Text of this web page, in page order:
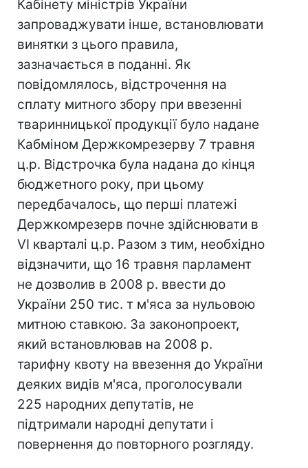
Кабінету міністрів України
запроваджувати інше, встановлювати
винятки з цього правила,
зазначається в поданні. Як
повідомлялось, відстрочення на
сплату митного збору при ввезенні
тваринницької продукції було надане
Кабміном Держкомрезерву 7 травня
ц.р. Відстрочка була надана до кінця
бюджетного року, при цьому
передбачалось, що перші платежі
Держкомрезерв почне здійснювати в
VI кварталі ц.р. Разом з тим, необхідно
відзначити, що 16 травня парламент
не дозволив в 2008 р. ввести до
України 250 тис. т м'яса за нульовою
митною ставкою. За законопроект,
який встановлював на 2008 р.
тарифну квоту на ввезення до України
деяких видів м'яса, проголосували
225 народних депутатів, не
підтримали народні депутати і
повернення до повторного розгляду.